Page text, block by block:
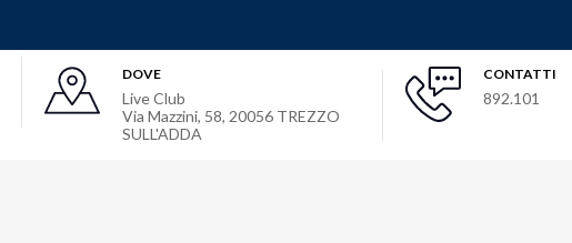
DOVE
Live Club
Via Mazzini, 58, 20056 TREZZO
SULL'ADDA
CONTATTI
892.101